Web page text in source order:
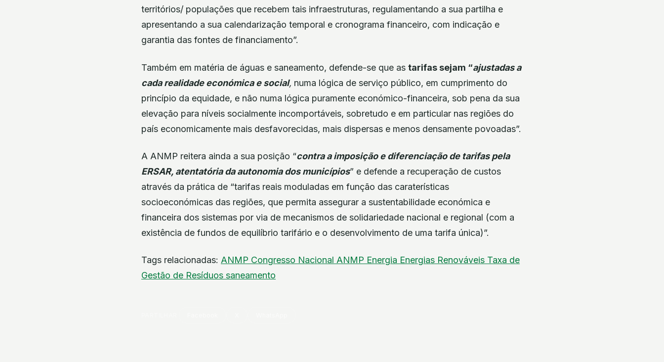
territórios/ populações que recebem tais infraestruturas, regulamentando a sua partilha e
apresentando a sua calendarização temporal e cronograma financeiro, com indicação e
garantia das fontes de financiamento”.
Também em matéria de águas e saneamento, defende-se que as tarifas sejam “ajustadas a
cada realidade económica e social, numa lógica de serviço público, em cumprimento do
princípio da equidade, e não numa lógica puramente económico-financeira, sob pena da sua
elevação para níveis socialmente incomportáveis, sobretudo e em particular nas regiões do
país economicamente mais desfavorecidas, mais dispersas e menos densamente povoadas”.
A ANMP reitera ainda a sua posição “contra a imposição e diferenciação de tarifas pela
ERSAR, atentatória da autonomia dos municípios” e defende a recuperação de custos
através da prática de “tarifas reais moduladas em função das caraterísticas
socioeconómicas das regiões, que permita assegurar a sustentabilidade económica e
financeira dos sistemas por via de mecanismos de solidariedade nacional e regional (com a
existência de fundos de equilíbrio tarifário e o desenvolvimento de uma tarifa única)”.
Tags relacionadas: ANMP Congresso Nacional ANMP Energia Energias Renováveis Taxa de
Gestão de Resíduos saneamento